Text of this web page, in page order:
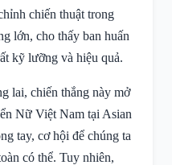
chiến thuật trong
lớn, cho thấy ban huấn
kỹ lưỡng và hiệu quả.
lai, chiến thắng này mở
Nữ Việt Nam tại Asian
tay, cơ hội để chúng ta
có thể. Tuy nhiên,